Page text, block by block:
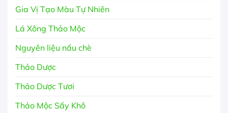
Gia Vị Tạo Màu Tự Nhiên
Lá Xông Thảo Mộc
Nguyên liệu nấu chè
Thảo Dược
Thảo Dược Tươi
Thảo Mộc Sấy Khô